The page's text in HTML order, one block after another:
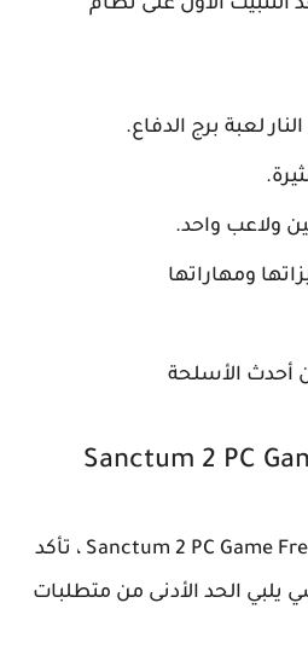
الأول على نظام
لعبة برج الدفاع.
ولاعب واحد.
ومهاراتها
أحدث الأسلحة
قبل أن تبدأ تنزيل لعبة Sanctum 2 PC Game Free ، تأكد
يلبي الحد الأدنى من متطلبات